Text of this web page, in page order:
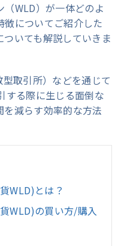
WLD）が一体どのよ
徴についてご紹介した
いても解説していきま
取引所）などを通じて
する際に生じる面倒な
減らす効率的な方法
WLD)とは？
WLD)の買い方/購入